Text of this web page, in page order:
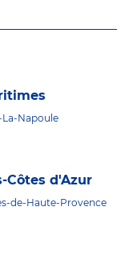
Napoule
Côtes d'Azur
de-Haute-Provence